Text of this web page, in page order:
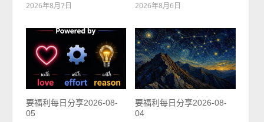
2026年8月7日 2026年8月6日
要福利每日分享2026-08-
05
要福利每日分享2026-08-
04